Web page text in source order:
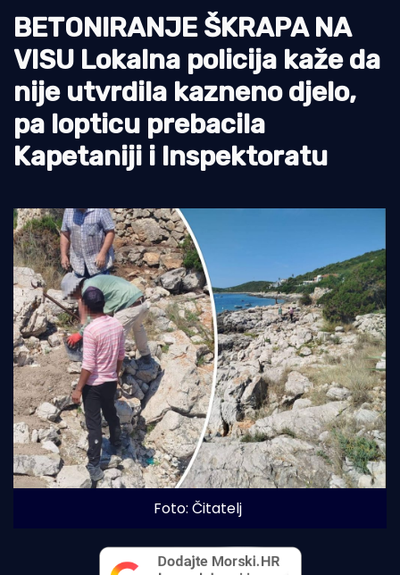
Ekologija
Tradicija i kultura
BETONIRANJE ŠKRAPA NA
VISU Lokalna policija kaže da
nije utvrdila kazneno djelo,
pa lopticu prebacila
Kapetaniji i Inspektoratu
Foto: Čitatelj